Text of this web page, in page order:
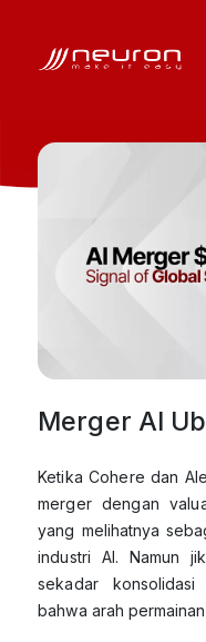
Merger AI
Ketika Cohere dan
merger dengan
yang melihatnya
industri AI. Namun
sekadar
bahwa arah permainan